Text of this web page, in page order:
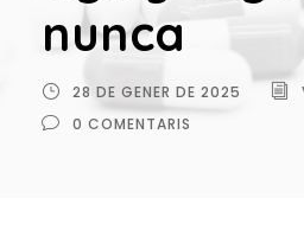
nunca
28 DE GENER DE 2025
0 COMENTARIS